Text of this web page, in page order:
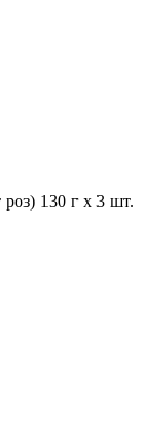
130 г х 3 шт.